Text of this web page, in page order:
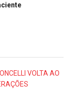
VOLTA AO